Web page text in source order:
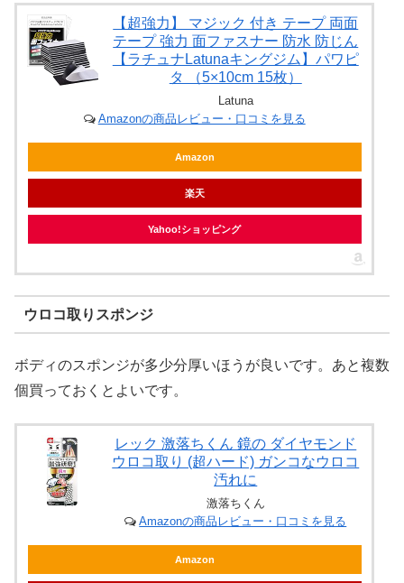
【超強力】 マジック 付き テープ 両面
テープ 強力 面ファスナー 防水 防じん
【ラチュナLatunaキングジム】パワピ
タ （5×10cm 15枚）
Latuna
Amazonの商品レビュー・口コミを見る
Amazon
楽天
Yahoo!ショッピング
ウロコ取りスポンジ
ボディのスポンジが多少分厚いほうが良いです。あと複数
個買っておくとよいです。
レック 激落ちくん 鏡の ダイヤモンド
ウロコ取り (超ハード) ガンコなウロコ
汚れに
激落ちくん
Amazonの商品レビュー・口コミを見る
Amazon